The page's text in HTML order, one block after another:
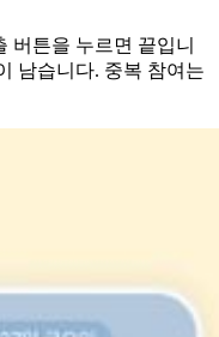
튼을 누르면 끝입니
남습니다. 중복 참여는